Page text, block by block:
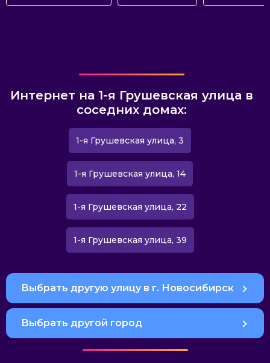
Интернет на 1-я Грушевская улица в
соседних домах:
1-я Грушевская улица, 3
1-я Грушевская улица, 14
1-я Грушевская улица, 22
1-я Грушевская улица, 39
Выбрать другую улицу в г. Новосибирск
Выбрать другой город